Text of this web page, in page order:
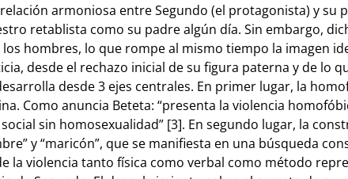
armoniosa entre Segundo (el protagonista) y su
retablista como su padre algún día. Sin embargo,
hombres, lo que rompe al mismo tiempo la imagen
desde el rechazo inicial de su figura paterna y de lo
desde 3 ejes centrales. En primer lugar, la
Como anuncia Beteta: “presenta la violencia
sin homosexualidad” [3]. En segundo lugar, la
y “maricón”, que se manifiesta en una búsqueda
la violencia tanto física como verbal como método